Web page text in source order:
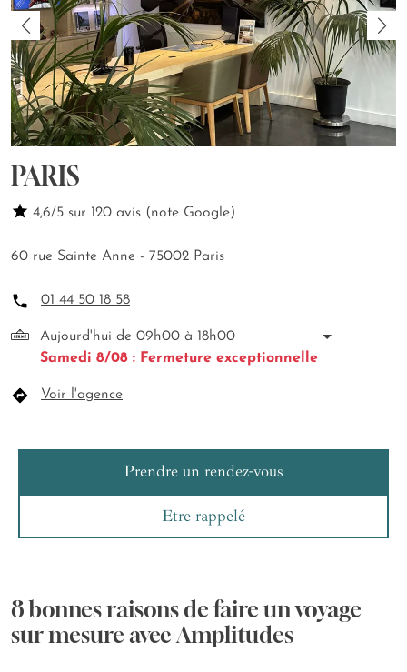
PARIS
4,6/5 sur 120 avis (note Google)
60 rue Sainte Anne - 75002 Paris
01 44 50 18 58
Aujourd'hui de 09h00 à 18h00
Samedi 8/08 : Fermeture exceptionnelle
Voir l'agence
Prendre un rendez-vous
Etre rappelé
8 bonnes raisons de faire un voyage
sur mesure avec Amplitudes